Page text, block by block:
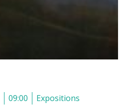
09:00 Expositions